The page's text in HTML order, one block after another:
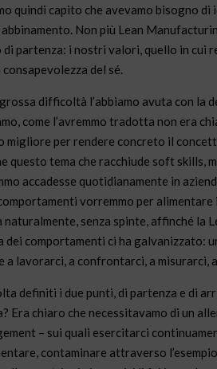
quindi capito che avevamo bisogno
Non più Lean
di partenza: i nostri valori, quello in cui
del sé.
difficoltà l’abbiamo avuta con la
come l’avremmo tradotta non era
migliore per rendere concreto il
questo tema che racchiude soft skills,
accadesse quotidianamente in
vorremmo per
naturalmente, senza spinte, affinché la
dei comportamenti ci ha galvanizzato:
a lavorarci, a confrontarci, a misurarci,
definiti i due punti, di partenza e di
Era chiaro che necessitavamo di un
– sui quali esercitarci
contaminare attraverso